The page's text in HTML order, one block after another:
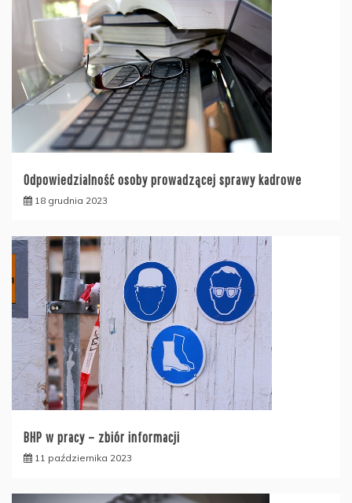
Odpowiedzialność osoby prowadzącej sprawy kadrowe
18 grudnia 2023
BHP w pracy – zbiór informacji
11 października 2023